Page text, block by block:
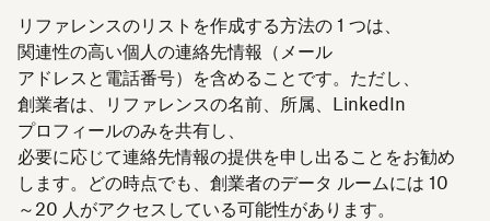
リファレンスのリストを作成する方法の 1 つは、
関連性の高い個人の連絡先情報（メール
アドレスと電話番号）を含めることです。ただし、
創業者は、リファレンスの名前、所属、LinkedIn
プロフィールのみを共有し、
必要に応じて連絡先情報の提供を申し出ることをお勧め
します。どの時点でも、創業者のデータ ルームには 10
～20 人がアクセスしている可能性があります。